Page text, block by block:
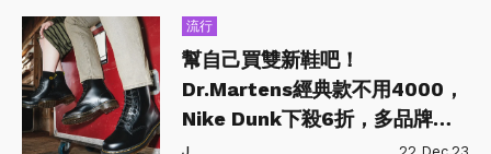
流行
幫自己買雙新鞋吧！
Dr.Martens經典款不用4000，
Nike Dunk下殺6折，多品牌年
末特賣整理